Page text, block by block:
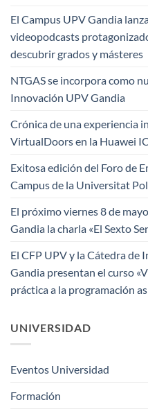
El Campus UPV Gandia
videopodcasts
descubrir grados y másteres
NTGAS se incorpora como
Innovación UPV Gandia
Crónica de una experiencia
VirtualDoors en la Huawei
Exitosa edición del Foro de
Campus de la Universitat
El próximo viernes 8 de
Gandia la charla «El Sexto
El CFP UPV y la Cátedra de
Gandia presentan el curso
práctica a la programación
UNIVERSIDAD
Eventos Universidad
Formación